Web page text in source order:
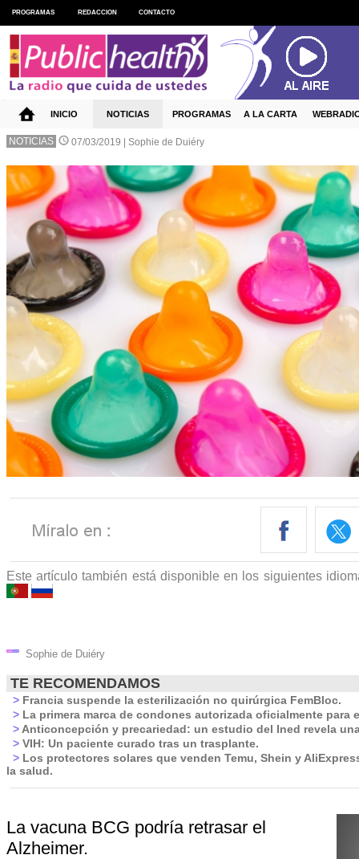
NOTICIAS 07/03/2019 | Sophie de Duiéry
Este artículo también está disponible en los siguientes
Sophie de Duiéry
TE RECOMENDAMOS
> Francia suspende la esterilización no quirúrgica FemBloc.
> La primera marca de condones autorizada oficialmente para
> Anticoncepción y precariedad: un estudio del Ined revela
> VIH: Un paciente curado tras un trasplante.
> Los protectores solares que venden Temu, Shein y
la salud.
La vacuna BCG podría retrasar el
Alzheimer.
PROGRAMAS REDACCION CONTACTO
INICIO NOTICIAS PROGRAMAS A LA CARTA